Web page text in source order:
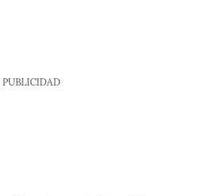
PUBLICIDAD